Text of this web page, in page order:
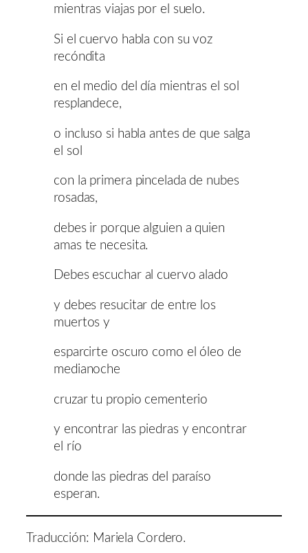
mientras viajas por el suelo.
Si el cuervo habla con su voz
recóndita
en el medio del día mientras el sol
resplandece,
o incluso si habla antes de que salga
el sol
con la primera pincelada de nubes
rosadas,
debes ir porque alguien a quien
amas te necesita.
Debes escuchar al cuervo alado
y debes resucitar de entre los
muertos y
esparcirte oscuro como el óleo de
medianoche
cruzar tu propio cementerio
y encontrar las piedras y encontrar
el río
donde las piedras del paraíso
esperan.
Traducción: Mariela Cordero.